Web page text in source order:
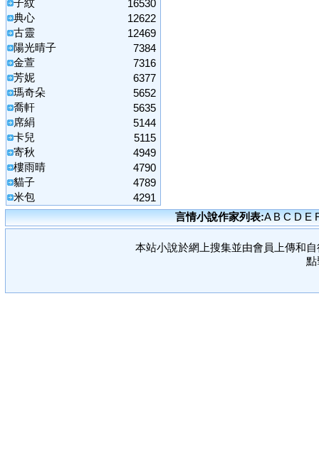
子紋
16530
典心
12622
古靈
12469
陽光晴子
7384
金萱
7316
芳妮
6377
瑪奇朵
5652
喬軒
5635
席絹
5144
卡兒
5115
寄秋
4949
樓雨晴
4790
貓子
4789
米包
4291
言情小說作家列表:A B C D E
本站小說於網上搜集並由會員上傳和
點